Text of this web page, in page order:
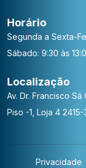
Horário
Segunda a Sexta-
Sábado: 9:30 às
Localização
Av. Dr. Francisco Sá
Piso -1, Loja 4
Privacidade